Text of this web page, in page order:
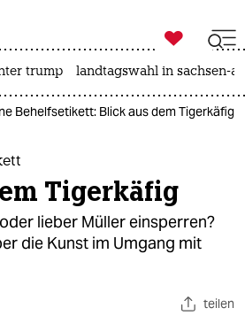
taz zahl ich
zahl ich

taz zahl ich
trump landtagswahl in sachsen-
Behelfsetikett: Blick aus dem Tigerkäfig
Tigerkäfig
lieber Müller einsperren?
die Kunst im Umgang mit
teilen